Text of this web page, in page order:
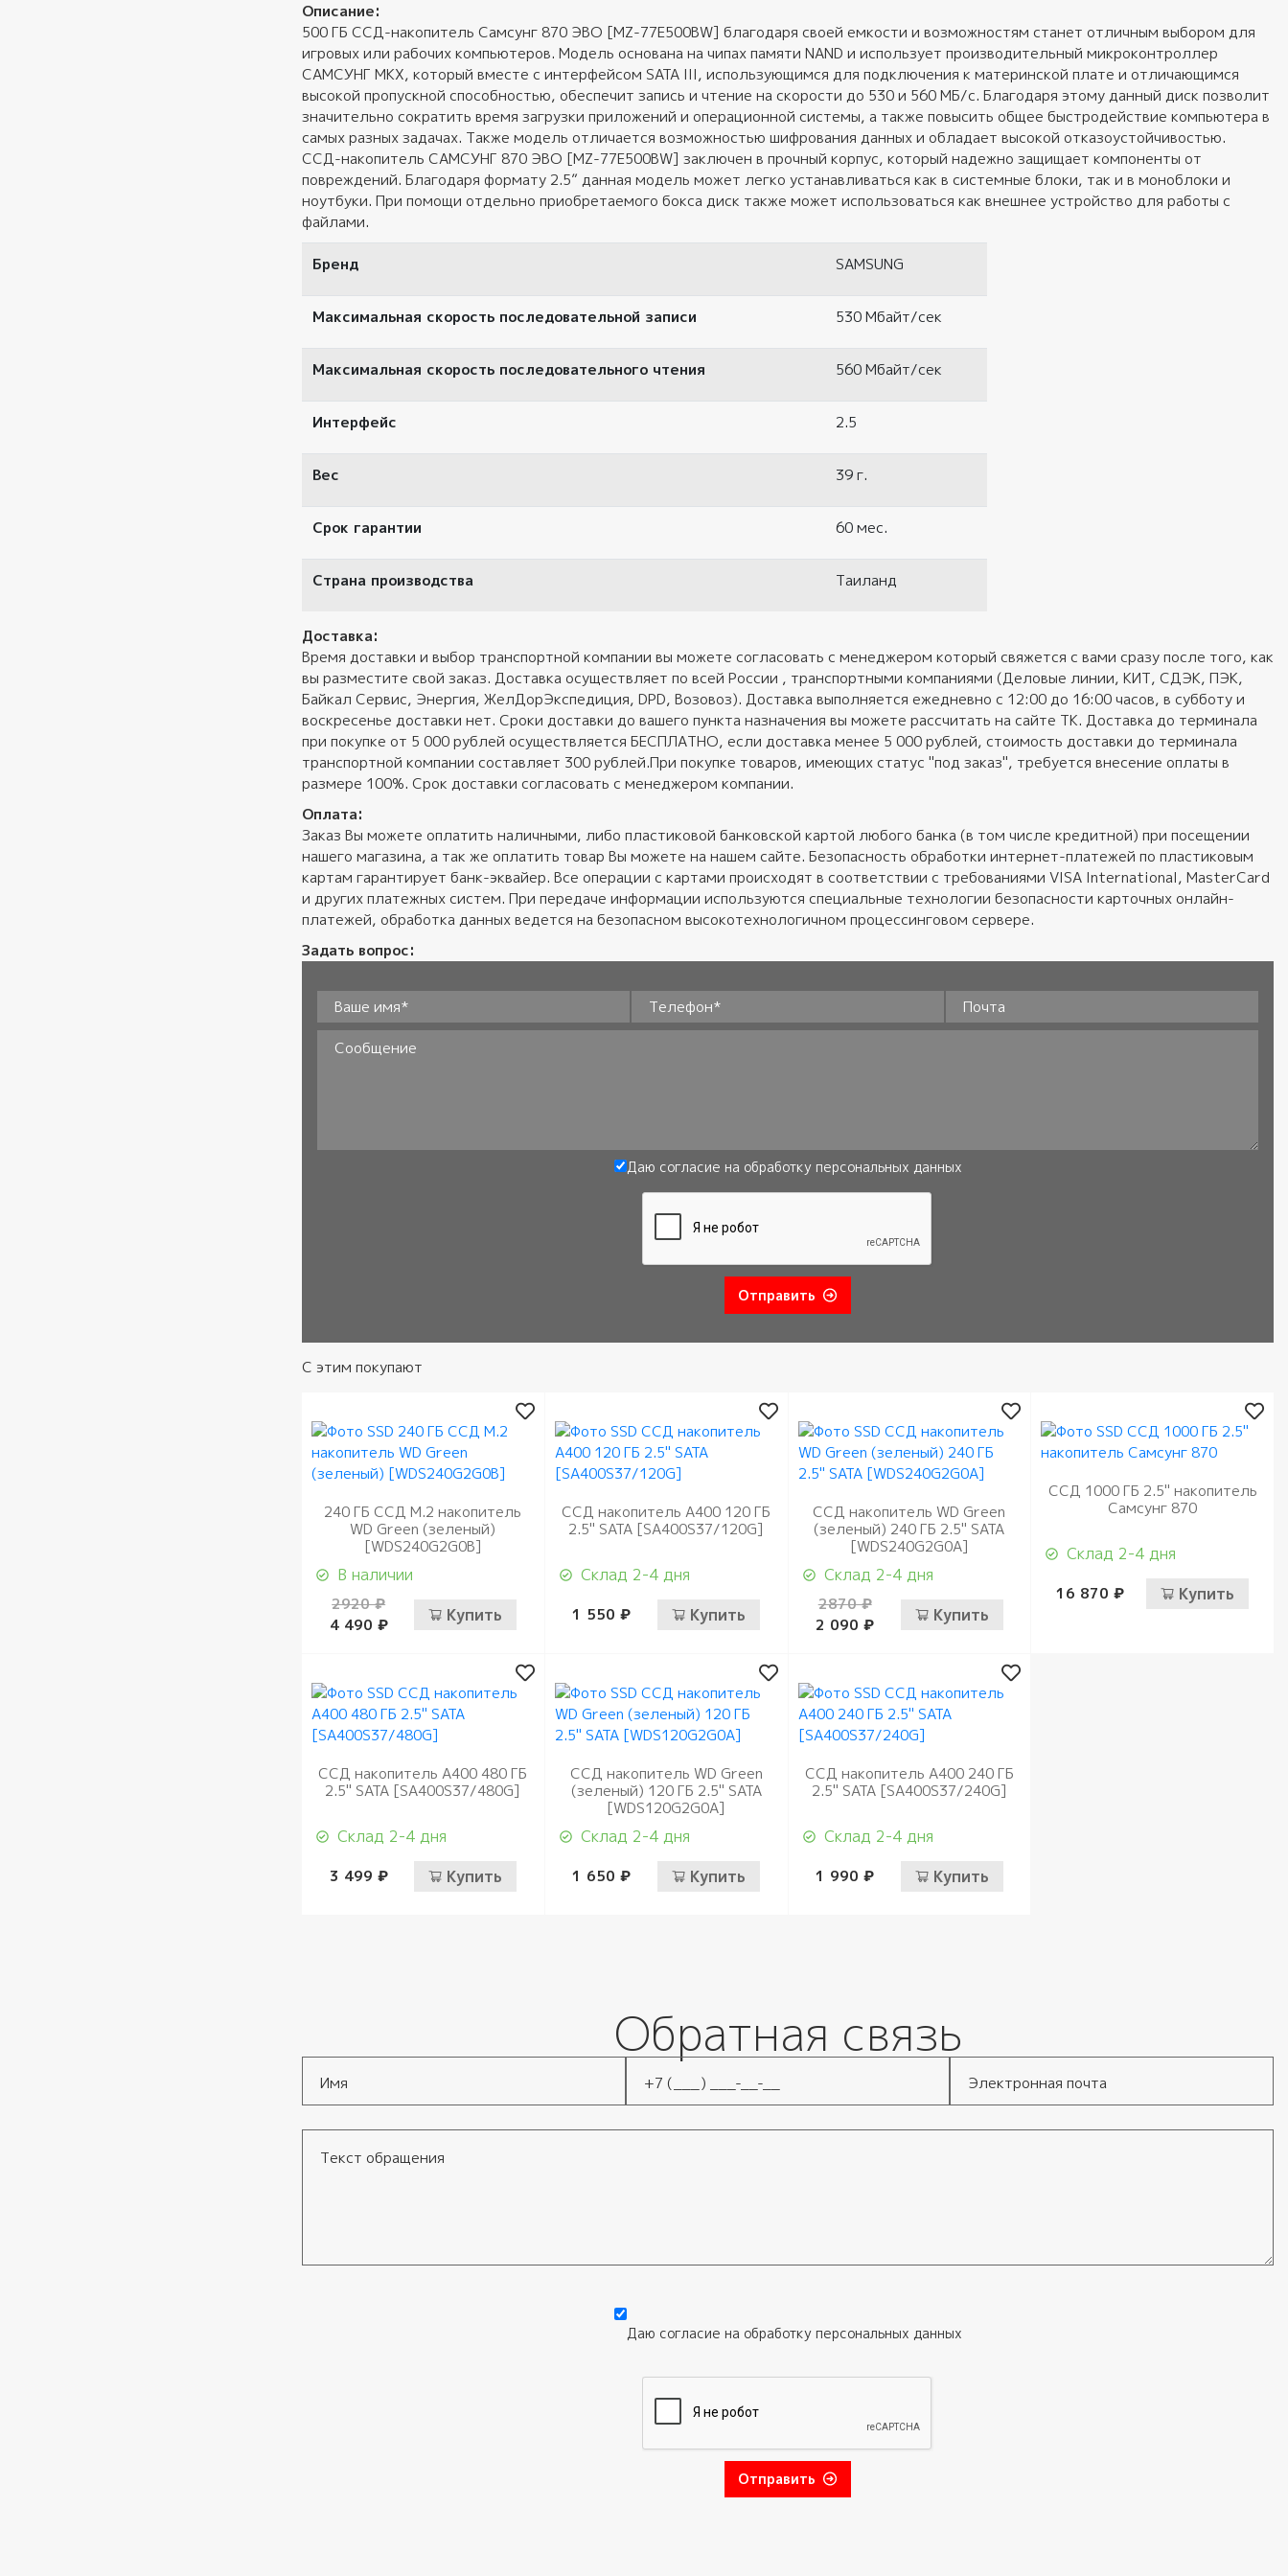
Описание:
500 ГБ ССД-накопитель Самсунг 870 ЭВО [MZ-77E500BW] благодаря своей емкости и возможностям станет отличным выбором для
игровых или рабочих компьютеров. Модель основана на чипах памяти NAND и использует производительный микроконтроллер
САМСУНГ MKX, который вместе с интерфейсом SATA III, использующимся для подключения к материнской плате и отличающимся
высокой пропускной способностью, обеспечит запись и чтение на скорости до 530 и 560 МБ/с. Благодаря этому данный диск позволит
значительно сократить время загрузки приложений и операционной системы, а также повысить общее быстродействие компьютера в
самых разных задачах. Также модель отличается возможностью шифрования данных и обладает высокой отказоустойчивостью.
ССД-накопитель САМСУНГ 870 ЭВО [MZ-77E500BW] заключен в прочный корпус, который надежно защищает компоненты от
повреждений. Благодаря формату 2.5” данная модель может легко устанавливаться как в системные блоки, так и в моноблоки и
ноутбуки. При помощи отдельно приобретаемого бокса диск также может использоваться как внешнее устройство для работы с
файлами.
Бренд SAMSUNG
Максимальная скорость последовательной записи 530 Мбайт/сек
Максимальная скорость последовательного чтения 560 Мбайт/сек
Интерфейс 2.5
Вес 39 г.
Срок гарантии 60 мес.
Страна производства Таиланд
Доставка:
Время доставки и выбор транспортной компании вы можете согласовать с менеджером который свяжется с вами сразу после того, как
вы разместите свой заказ. Доставка осуществляет по всей России , транспортными компаниями (Деловые линии, КИТ, СДЭК, ПЭК,
Байкал Сервис, Энергия, ЖелДорЭкспедиция, DPD, Возовоз). Доставка выполняется ежедневно с 12:00 до 16:00 часов, в субботу и
воскресенье доставки нет. Сроки доставки до вашего пункта назначения вы можете рассчитать на сайте ТК. Доставка до терминала
при покупке от 5 000 рублей осуществляется БЕСПЛАТНО, если доставка менее 5 000 рублей, стоимость доставки до терминала
транспортной компании составляет 300 рублей.При покупке товаров, имеющих статус "под заказ", требуется внесение оплаты в
размере 100%. Срок доставки согласовать с менеджером компании.
Оплата:
Заказ Вы можете оплатить наличными, либо пластиковой банковской картой любого банка (в том числе кредитной) при посещении
нашего магазина, а так же оплатить товар Вы можете на нашем сайте. Безопасность обработки интернет-платежей по пластиковым
картам гарантирует банк-эквайер. Все операции с картами происходят в соответствии с требованиями VISA International, MasterCard
и других платежных систем. При передаче информации используются специальные технологии безопасности карточных онлайн-
платежей, обработка данных ведется на безопасном высокотехнологичном процессинговом сервере.
Задать вопрос:
Ваше имя** Телефон* Почта
Даю согласие на обработку персональных данных
Отправить
С этим покупают
240 ГБ ССД M.2 накопитель
WD Green (зеленый)
[WDS240G2G0B]
В наличии
2920 ₽
4 490 ₽
Купить
ССД накопитель A400 120 ГБ
2.5" SATA [SA400S37/120G]
Склад 2-4 дня
1 550 ₽ Купить
ССД накопитель WD Green
(зеленый) 240 ГБ 2.5" SATA
[WDS240G2G0A]
Склад 2-4 дня
2870 ₽
2 090 ₽
Купить
ССД 1000 ГБ 2.5" накопитель
Самсунг 870
Склад 2-4 дня
16 870 ₽ Купить
ССД накопитель A400 480 ГБ
2.5" SATA [SA400S37/480G]
Склад 2-4 дня
3 499 ₽ Купить
ССД накопитель WD Green
(зеленый) 120 ГБ 2.5" SATA
[WDS120G2G0A]
Склад 2-4 дня
1 650 ₽ Купить
ССД накопитель A400 240 ГБ
2.5" SATA [SA400S37/240G]
Склад 2-4 дня
1 990 ₽ Купить
Обратная связь
Даю согласие на обработку персональных данных
Отправить